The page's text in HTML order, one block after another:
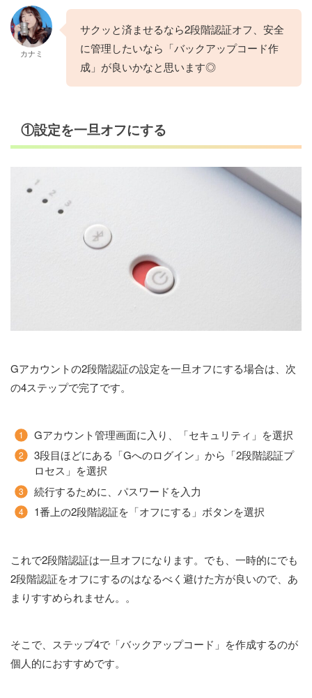
カナミ
サクッと済ませるなら2段階認証オフ、安全
に管理したいなら「バックアップコード作
成」が良いかなと思います◎
①設定を一旦オフにする
Gアカウントの2段階認証の設定を一旦オフにする場合は、次
の4ステップで完了です。
Gアカウント管理画面に入り、「セキュリティ」を選択
3段目ほどにある「Gへのログイン」から「2段階認証プ
ロセス」を選択
続行するために、パスワードを入力
1番上の2段階認証を「オフにする」ボタンを選択
これで2段階認証は一旦オフになります。でも、一時的にでも
2段階認証をオフにするのはなるべく避けた方が良いので、あ
まりすすめられません。。
そこで、ステップ4で「バックアップコード」を作成するのが
個人的におすすめです。